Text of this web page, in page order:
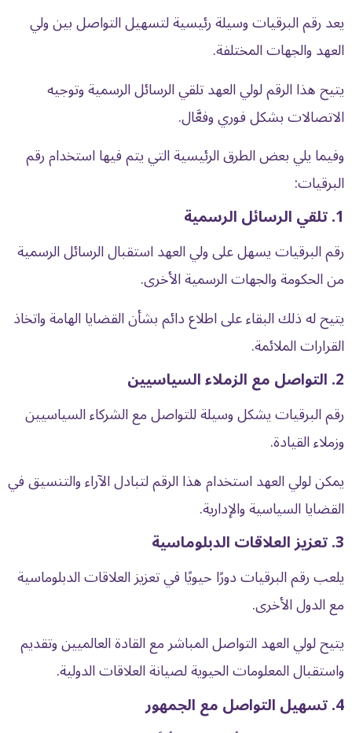
يعد رقم البرقيات وسيلة رئيسية لتسهيل التواصل بين ولي
العهد والجهات المختلفة.
يتيح هذا الرقم لولي العهد تلقي الرسائل الرسمية وتوجيه
الاتصالات بشكل فوري وفعَّال.
وفيما يلي بعض الطرق الرئيسية التي يتم فيها استخدام رقم
البرقيات:
1. تلقي الرسائل الرسمية
رقم البرقيات يسهل علىولي العهداستقبال الرسائل الرسمية
من الحكومة والجهات الرسمية الأخرى.
يتيح له ذلك البقاء على اطلاع دائم بشأن القضايا الهامة واتخاذ
القرارات الملائمة.
2. التواصل مع الزملاء السياسيين
رقم البرقيات يشكل وسيلة للتواصل مع الشركاء السياسيين
وزملاء القيادة.
يمكن لولي العهد استخدام هذا الرقم لتبادل الآراء والتنسيق في
القضايا السياسية والإدارية.
3. تعزيز العلاقات الدبلوماسية
يلعب رقم البرقيات دورًا حيويًا في تعزيز العلاقات الدبلوماسية
مع الدول الأخرى.
يتيح لولي العهد التواصل المباشر مع القادة العالميين وتقديم
واستقبال المعلومات الحيوية لصيانة العلاقات الدولية.
4. تسهيل التواصل مع الجمهور